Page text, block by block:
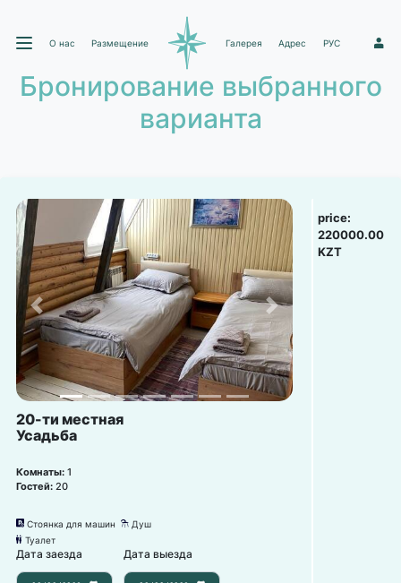
О нас Размещение Галерея Адрес РУС 1
Бронирование выбранного
варианта
Previous Next
20-ти местная
Усадьба
Комнаты: 1
Гостей: 20
냧 Стоянка для машин 댴 Душ
댃 Туалет
Дата заезда Дата выезда
price:
220000.00
KZT